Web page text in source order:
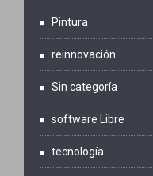
Pintura
reinnovación
Sin categoría
software Libre
tecnología